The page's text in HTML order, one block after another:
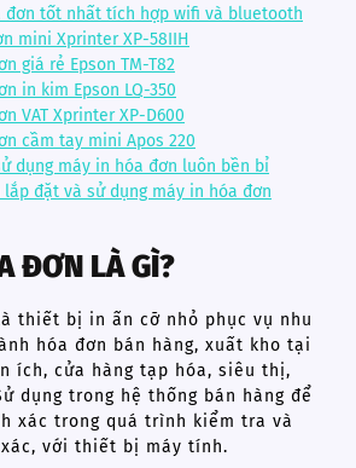
đơn tốt nhất tích hợp wifi và bluetooth
mini Xprinter XP-58IIH
giá rẻ Epson TM-T82
in kim Epson LQ-350
VAT Xprinter XP-D600
cầm tay mini Apos 220
dụng máy in hóa đơn luôn bền bỉ
đặt và sử dụng máy in hóa đơn
ĐƠN LÀ GÌ?
thiết bị in ấn cỡ nhỏ phục vụ nhu
hóa đơn bán hàng, xuất kho tại
ích, cửa hàng tạp hóa, siêu thị,
dụng trong hệ thống bán hàng để
xác trong quá trình kiểm tra và
với thiết bị máy tính.